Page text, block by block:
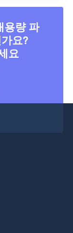
용량 파
요?
요